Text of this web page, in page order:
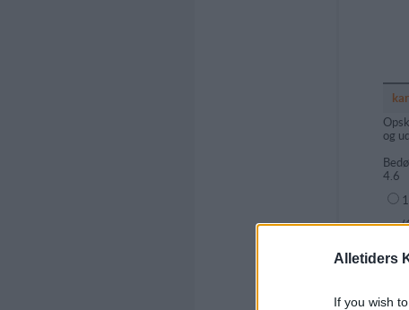
Alletiders
If you wish
og
4.6
1